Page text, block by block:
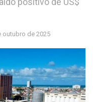
outubro de 2025